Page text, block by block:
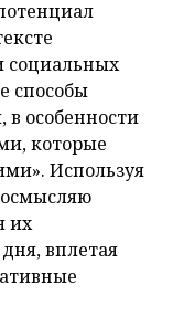
социальных
способы
особенности
которые
Используя
их
вплетая